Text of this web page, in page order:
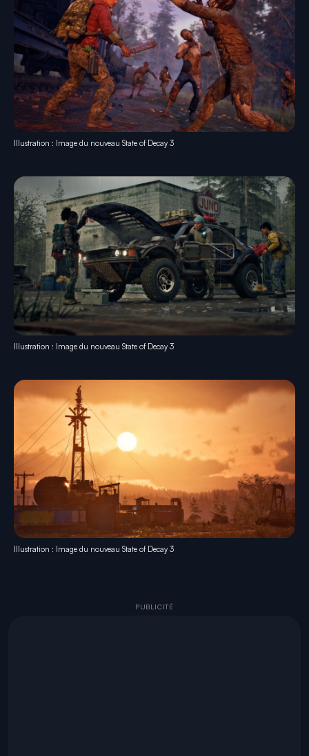
Illustration : Image du nouveau State of Decay 3
Illustration : Image du nouveau State of Decay 3
Illustration : Image du nouveau State of Decay 3